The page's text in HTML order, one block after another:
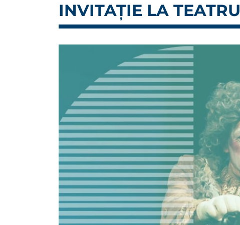
INVITAȚIE LA TEATRU